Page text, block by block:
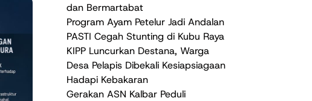
dan Bermartabat
Program Ayam Petelur Jadi Andalan
PASTI Cegah Stunting di Kubu Raya
KIPP Luncurkan Destana, Warga
Desa Pelapis Dibekali Kesiapsiagaan
Hadapi Kebakaran
Gerakan ASN Kalbar Peduli